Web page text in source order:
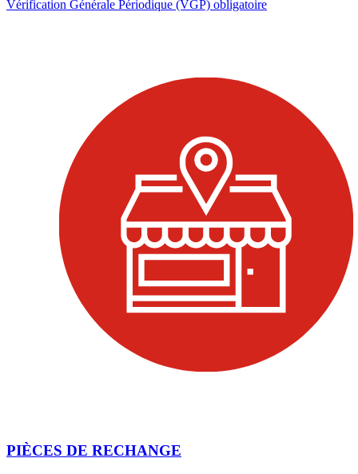
Vérification Générale Périodique (VGP) obligatoire
PIÈCES DE RECHANGE